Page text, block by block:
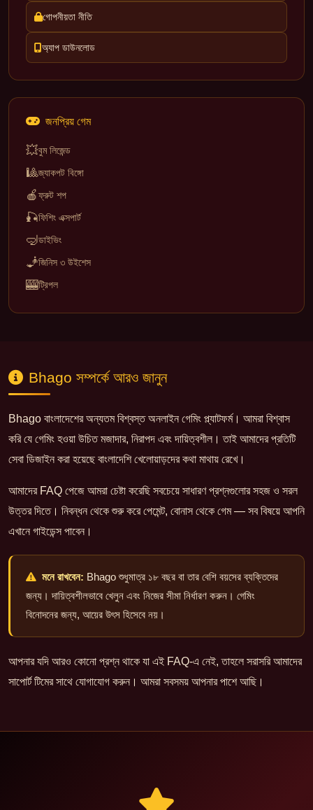
গোপনীয়তা নীতি
অ্যাপ ডাউনলোড
জনপ্রিয় গেম
💥বুম লিজেন্ড
🎱জ্যাকপট বিঙ্গো
🍎ফ্রুট শপ
🎣ফিশিং এক্সপার্ট
🤿ডাইভিং
🧞জিনিস ৩ উইশেস
🎰ট্রিপল
Bhago সম্পর্কে আরও জানুন
Bhago বাংলাদেশের অন্যতম বিশ্বস্ত অনলাইন গেমিং প্ল্যাটফর্ম। আমরা বিশ্বাস
করি যে গেমিং হওয়া উচিত মজাদার, নিরাপদ এবং দায়িত্বশীল। তাই আমাদের প্রতিটি
সেবা ডিজাইন করা হয়েছে বাংলাদেশি খেলোয়াড়দের কথা মাথায় রেখে।
আমাদের FAQ পেজে আমরা চেষ্টা করেছি সবচেয়ে সাধারণ প্রশ্নগুলোর সহজ ও সরল
উত্তর দিতে। নিবন্ধন থেকে শুরু করে পেমেন্ট, বোনাস থেকে গেম — সব বিষয়ে আপনি
এখানে গাইডেন্স পাবেন।
মনে রাখবেন: Bhago শুধুমাত্র ১৮ বছর বা তার বেশি বয়সের ব্যক্তিদের
জন্য। দায়িত্বশীলভাবে খেলুন এবং নিজের সীমা নির্ধারণ করুন। গেমিং
বিনোদনের জন্য, আয়ের উৎস হিসেবে নয়।
আপনার যদি আরও কোনো প্রশ্ন থাকে যা এই FAQ-এ নেই, তাহলে সরাসরি আমাদের
সাপোর্ট টিমের সাথে যোগাযোগ করুন। আমরা সবসময় আপনার পাশে আছি।